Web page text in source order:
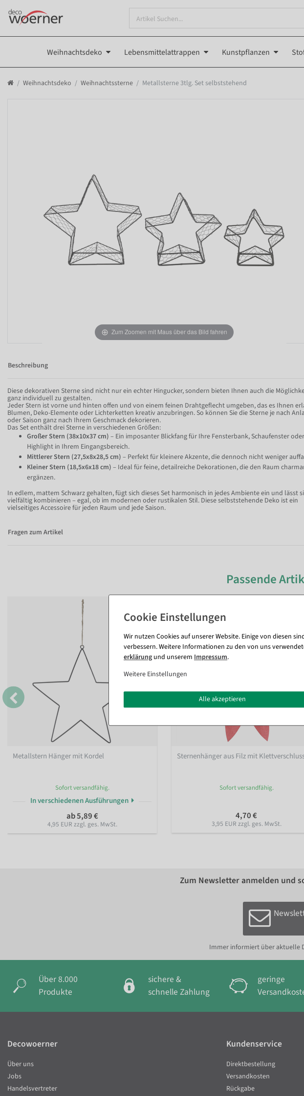
Weihnachtsdeko Lebensmittelattrappen Kunstpflanzen
Weihnachtsdeko Weihnachtssterne Metallsterne 3tlg. Set selbststehend
Zum Zoomen mit Maus über das Bild fahren
Beschreibung
Diese dekorativen Sterne sind nicht nur ein echter Hingucker, sondern bieten Ihnen auch die
ganz individuell zu gestalten.
Jeder Stern ist vorne und hinten offen und von einem feinen Drahtgeflecht umgeben, das es Ihnen
Blumen, Deko-Elemente oder Lichterketten kreativ anzubringen. So können Sie die Sterne je nach
oder Saison ganz nach Ihrem Geschmack dekorieren.
Das Set enthält drei Sterne in verschiedenen Größen:
Großer Stern (38x10x37 cm) – Ein imposanter Blickfang für Ihre Fensterbank, Schaufenster
Highlight in Ihrem Eingangsbereich.
Mittlerer Stern (27,5x8x28,5 cm) – Perfekt für kleinere Akzente, die dennoch nicht weniger
Kleiner Stern (18,5x6x18 cm) – Ideal für feine, detailreiche Dekorationen, die den Raum
ergänzen.
In edlem, mattem Schwarz gehalten, fügt sich dieses Set harmonisch in jedes Ambiente ein und lässt
vielfältig kombinieren – egal, ob im modernen oder rustikalen Stil. Diese selbststehende Deko ist ein
vielseitiges Accessoire für jeden Raum und jede Saison.
Fragen zum Artikel
Passende
Metallstern Hänger mit Kordel
Sofort versandfähig.
In verschiedenen Ausführungen
ab 5,89 €
4,95 EUR zzgl. ges. MwSt.
Sternenhänger aus Filz mit
Sofort versandfähig.
4,70 €
3,95 EUR zzgl. ges. MwSt.
Zum Newsletter anmelden und
Immer informiert über aktuelle
Über 8.000
Produkte
sichere &
schnelle Zahlung
geringe
Wir nutzen Cookies auf unserer Website. Einige von diesen
verbessern. Weitere Informationen zu den von uns
erklärung und unserem Impressum.
Weitere Einstellungen
Alle akzeptieren
Decowoerner
Über uns
Jobs
Handelsvertreter
Kundenservice
Direktbestellung
Versandkosten
Rückgabe